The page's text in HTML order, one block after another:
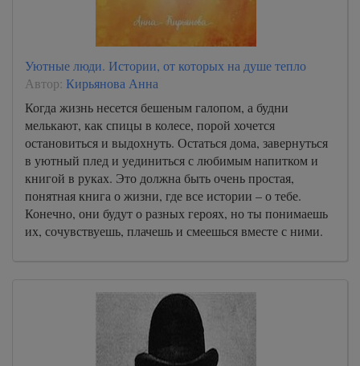
Уютные люди. Истории, от которых на душе тепло
Автор: Кирьянова Анна
Когда жизнь несется бешеным галопом, а будни
мелькают, как спицы в колесе, порой хочется
остановиться и выдохнуть. Остаться дома, завернуться
в уютный плед и уединиться с любимым напитком и
книгой в руках. Это должна быть очень простая,
понятная книга о жизни, где все истории – о тебе.
Конечно, они будут о разных героях, но ты понимаешь
их, сочувствуешь, плачешь и смеешься вместе с ними.